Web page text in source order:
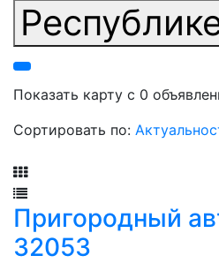
Показать карту с 0
Сортировать по:
Пригородный
32053